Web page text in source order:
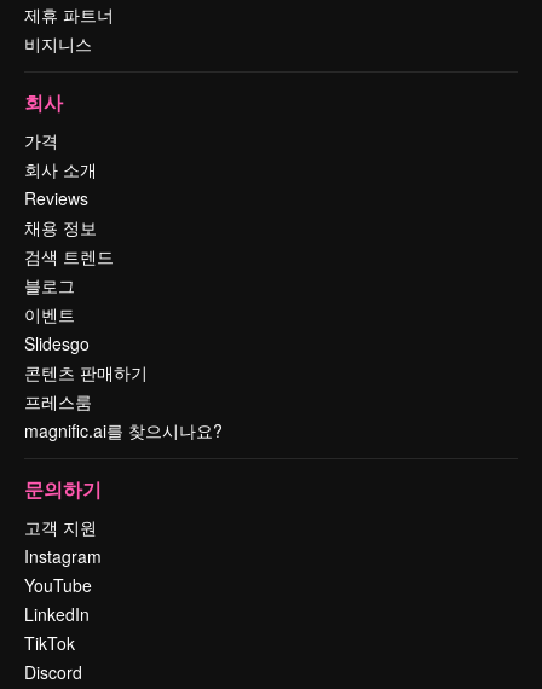
제휴 파트너
비지니스
회사
가격
회사 소개
Reviews
채용 정보
검색 트렌드
블로그
이벤트
Slidesgo
콘텐츠 판매하기
프레스룸
magnific.ai를 찾으시나요?
문의하기
고객 지원
Instagram
YouTube
LinkedIn
TikTok
Discord